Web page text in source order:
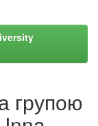
групою